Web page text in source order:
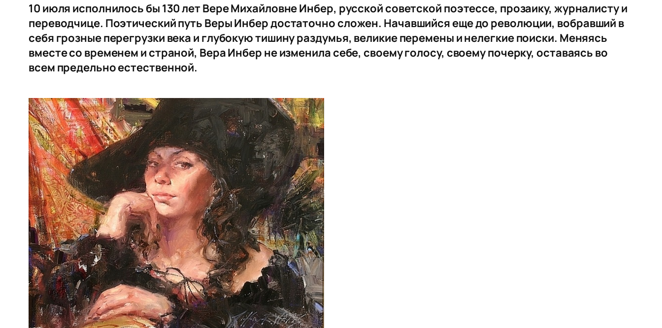
10 июля исполнилось бы 130 лет Вере Михайловне Инбер, русской советской поэтессе, прозаику, журналисту и
переводчице. Поэтический путь Веры Инбер достаточно сложен. Начавшийся еще до революции, вобравший в
себя грозные перегрузки века и глубокую тишину раздумья, великие перемены и нелегкие поиски. Меняясь
вместе со временем и страной, Вера Инбер не изменила себе, своему голосу, своему почерку, оставаясь во
всем предельно естественной.